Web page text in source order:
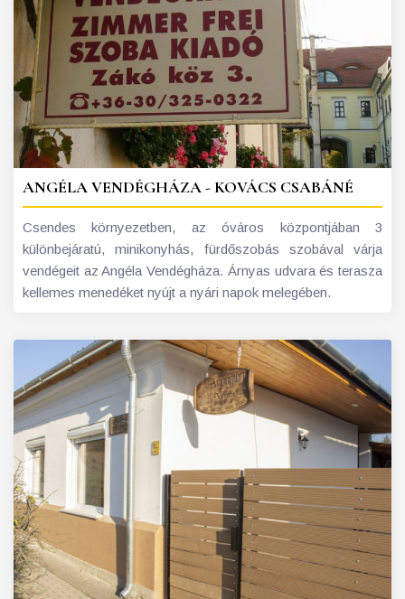
ANGÉLA VENDÉGHÁZA - KOVÁCS CSABÁNÉ
Csendes környezetben, az óváros központjában 3
különbejáratú, minikonyhás, fürdőszobás szobával várja
vendégeit az Angéla Vendégháza. Árnyas udvara és terasza
kellemes menedéket nyújt a nyári napok melegében.